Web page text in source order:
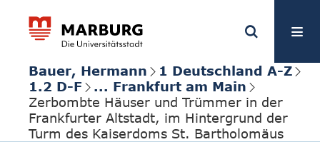
Bauer, Hermann
1 Deutschland A-Z
1.2 D-F
... Frankfurt am Main
Zerbombte Häuser und Trümmer in der
Frankfurter Altstadt, im Hintergrund der
Turm des Kaiserdoms St. Bartholomäus